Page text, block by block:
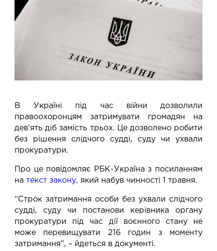
В Україні під час війни дозволили
правоохоронцям затримувати громадян на
дев’ять діб замість трьох. Це дозволено робити
без рішення слідчого судді, суду чи ухвали
прокуратури.
Про це повідомляє РБК-Україна з посиланням
на текст закону, який набув чинності 1 травня.
“Строк затримання особи без ухвали слідчого
судді, суду чи постанови керівника органу
прокуратури під час дії воєнного стану не
може перевищувати 216 годин з моменту
затримання”, – йдеться в документі.